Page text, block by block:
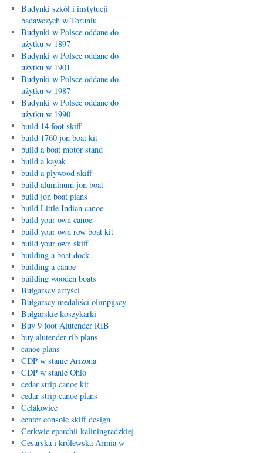
Budynki szkół i instytucji
badawczych w Toruniu
Budynki w Polsce oddane do
użytku w 1897
Budynki w Polsce oddane do
użytku w 1901
Budynki w Polsce oddane do
użytku w 1987
Budynki w Polsce oddane do
użytku w 1990
build 14 foot skiff
build 1760 jon boat kit
build a boat motor stand
build a kayak
build a plywood skiff
build aluminum jon boat
build jon boat plans
build Little Indian canoe
build your own canoe
build your own row boat kit
build your own skiff
building a boat dock
building a canoe
building wooden boats
Bułgarscy artyści
Bułgarscy medaliści olimpijscy
Bułgarskie koszykarki
Buy 9 foot Alutender RIB
buy alutender rib plans
canoe plans
CDP w stanie Arizona
CDP w stanie Ohio
cedar strip canoe kit
cedar strip canoe plans
Čelákovice
center console skiff design
Cerkwie eparchii kaliningradzkiej
Cesarska i królewska Armia w